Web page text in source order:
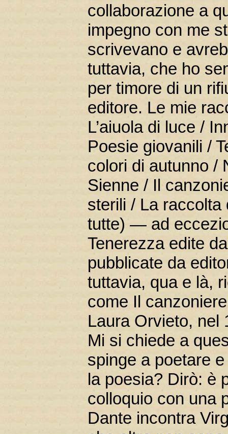
collaborazione a
impegno con me
scrivevano e
tuttavia, che ho
per timore di un
editore. Le mie
L’aiuola di luce /
Poesie giovanili /
colori di autunno /
Sienne / Il
sterili / La
tutte) — ad
Tenerezza edite
pubblicate da
tuttavia, qua e là,
come Il
Laura Orvieto, nel
Mi si chiede a
spinge a poetare
la poesia? Dirò: è
colloquio con una
Dante incontra